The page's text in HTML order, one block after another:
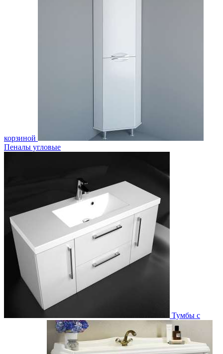
корзиной
Пеналы угловые
Тумбы с